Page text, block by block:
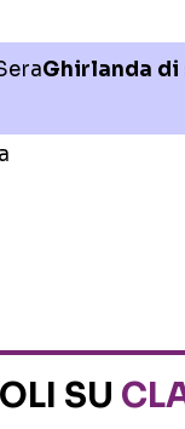
Ghirlanda di
SU